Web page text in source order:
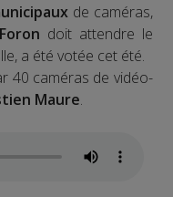
de caméras,
doit attendre le
a été votée cet été.
40 caméras de vidéo-
Maure.